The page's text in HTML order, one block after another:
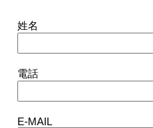
姓名
電話
E-MAIL